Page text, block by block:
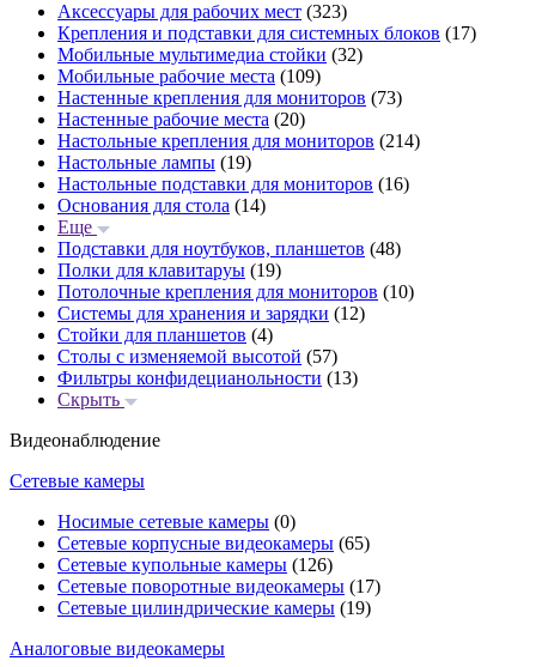
Аксессуары для рабочих мест (323)
Крепления и подставки для системных блоков (17)
Мобильные мультимедиа стойки (32)
Мобильные рабочие места (109)
Настенные крепления для мониторов (73)
Настенные рабочие места (20)
Настольные крепления для мониторов (214)
Настольные лампы (19)
Настольные подставки для мониторов (16)
Основания для стола (14)
Еще
Подставки для ноутбуков, планшетов (48)
Полки для клавитаруы (19)
Потолочные крепления для мониторов (10)
Системы для хранения и зарядки (12)
Стойки для планшетов (4)
Столы с изменяемой высотой (57)
Фильтры конфидецианольности (13)
Скрыть
Видеонаблюдение
Сетевые камеры
Носимые сетевые камеры (0)
Сетевые корпусные видеокамеры (65)
Сетевые купольные камеры (126)
Сетевые поворотные видеокамеры (17)
Сетевые цилиндрические камеры (19)
Аналоговые видеокамеры